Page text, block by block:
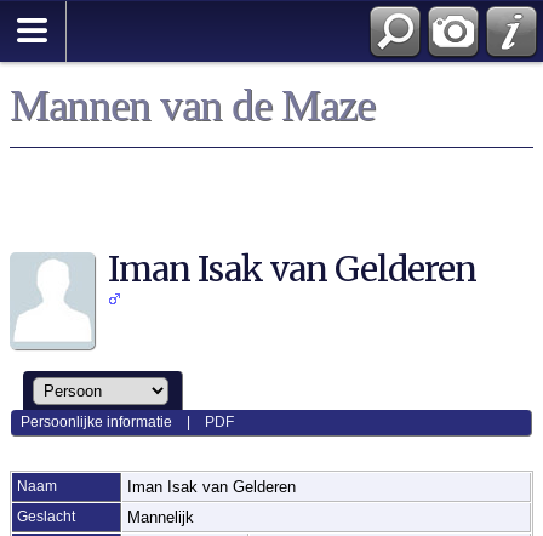
Mannen van de Maze
Iman Isak van Gelderen
Persoonlijke informatie PDF
Naam Iman Isak van Gelderen
Geslacht Mannelijk